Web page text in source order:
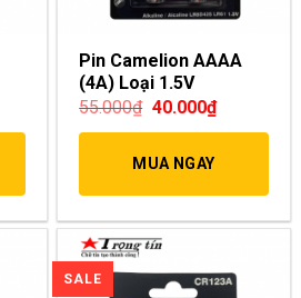
Pin Camelion AAAA
(4A) Loại 1.5V
55.000₫ 40.000₫
MUA NGAY